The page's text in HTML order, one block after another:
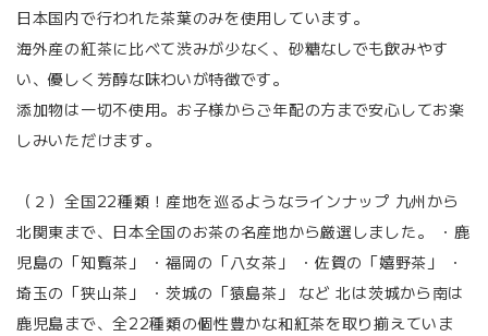
日本国内で行われた茶葉のみを使用しています。
海外産の紅茶に比べて渋みが少なく、砂糖なしでも飲みやす
い、優しく芳醇な味わいが特徴です。
添加物は一切不使用。お子様からご年配の方まで安心してお楽
しみいただけます。
（２）全国22種類！産地を巡るようなラインナップ 九州から
北関東まで、日本全国のお茶の名産地から厳選しました。 ・鹿
児島の「知覧茶」 ・福岡の「八女茶」 ・佐賀の「嬉野茶」 ・
埼玉の「狭山茶」 ・茨城の「猿島茶」 など 北は茨城から南は
鹿児島まで、全22種類の個性豊かな和紅茶を取り揃えていま